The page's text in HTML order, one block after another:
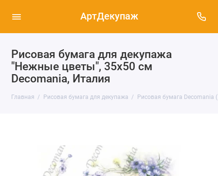
АртДекупаж
Рисовая бумага для декупажа
"Нежные цветы", 35х50 см
Decomania, Италия
Главная Рисовая бумага для декупажа Рисовая бумага Decomania